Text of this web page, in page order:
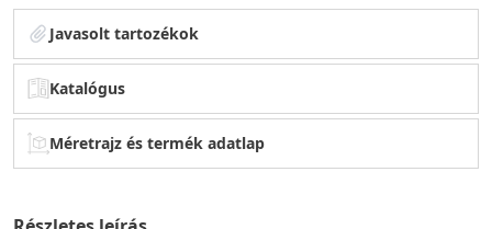
Javasolt tartozékok
Katalógus
Méretrajz és termék adatlap